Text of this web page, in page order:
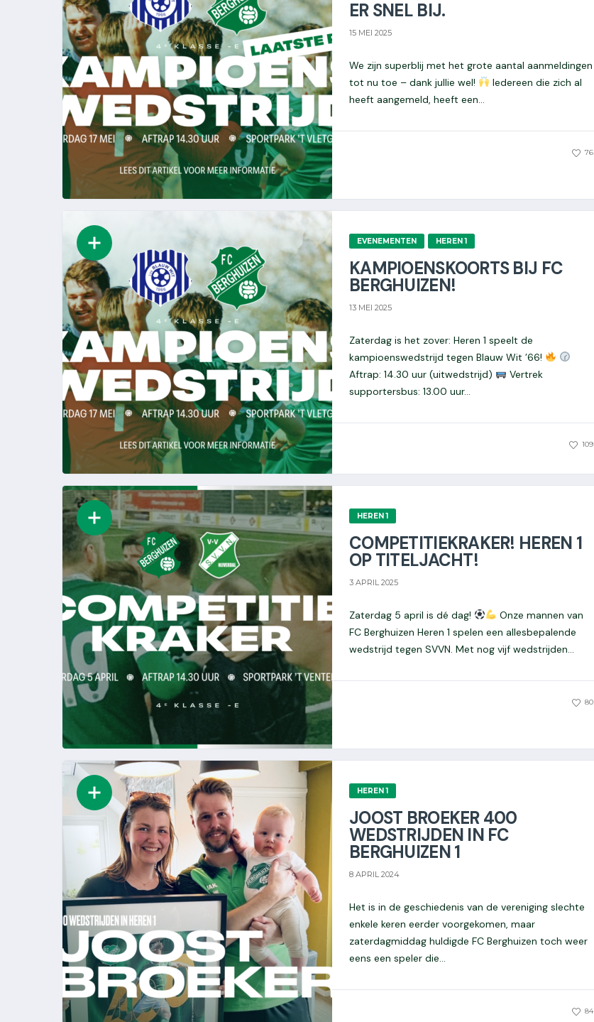
ER SNEL BIJ.
15 MEI 2025
We zijn superblij met het grote aantal aanmeldingen
tot nu toe – dank jullie wel!
Iedereen die zich al
heeft aangemeld, heeft een...
76
EVENEMENTEN HEREN 1
KAMPIOENSKOORTS BIJ FC
BERGHUIZEN!
13 MEI 2025
Zaterdag is het zover: Heren 1 speelt de
kampioenswedstrijd tegen Blauw Wit ’66!
Aftrap: 14.30 uur (uitwedstrijd)
Vertrek
supportersbus: 13.00 uur...
109
HEREN 1
COMPETITIEKRAKER! HEREN 1
OP TITELJACHT!
3 APRIL 2025
Zaterdag 5 april is dé dag!
Onze mannen van
FC Berghuizen Heren 1 spelen een allesbepalende
wedstrijd tegen SVVN. Met nog vijf wedstrijden...
80
HEREN 1
JOOST BROEKER 400
WEDSTRIJDEN IN FC
BERGHUIZEN 1
8 APRIL 2024
Het is in de geschiedenis van de vereniging slechte
enkele keren eerder voorgekomen, maar
zaterdagmiddag huldigde FC Berghuizen toch weer
eens een speler die...
84